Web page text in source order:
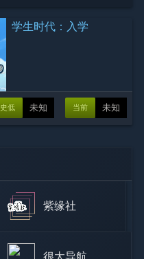
学生时代：入学
未知
当前
未知
史低
紫缘社